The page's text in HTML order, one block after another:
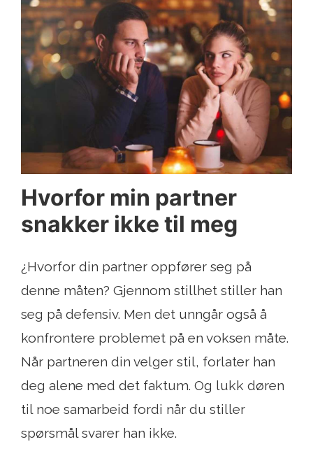
Hvorfor min partner
snakker ikke til meg
¿Hvorfor din partner oppfører seg på
denne måten? Gjennom stillhet stiller han
seg på defensiv. Men det unngår også å
konfrontere problemet på en voksen måte.
Når partneren din velger stil, forlater han
deg alene med det faktum. Og lukk døren
til noe samarbeid fordi når du stiller
spørsmål svarer han ikke.